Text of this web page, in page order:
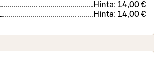
L Hinta: 14,00 €
Hinta: 14,00 €